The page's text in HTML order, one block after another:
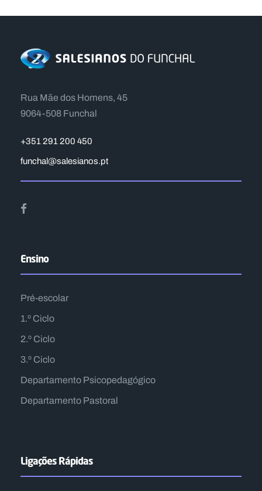
Rua Mãe dos Homens, 45
9064-508 Funchal
+351 291 200 450
funchal@salesianos.pt
Ensino
Pré-escolar
1.º Ciclo
2.º Ciclo
3.º Ciclo
Departamento Psicopedagógico
Departamento Pastoral
Ligações Rápidas